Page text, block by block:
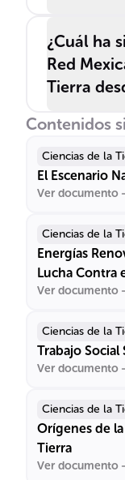
¿Cuál ha
Red
Tierra
Contenidos
Ciencias de la
El Escenario
Ver documento
Ciencias de la
Energías
Lucha Contra
Ver documento
Ciencias de la
Trabajo Social
Ver documento
Ciencias de la
Orígenes de
Tierra
Ver documento